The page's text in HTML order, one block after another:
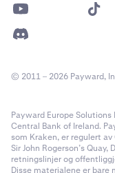
© 2011 – 2026 Payward,
Payward Europe
Central Bank of Ireland.
som Kraken, er regulert
Sir John Rogerson’s Quay,
retningslinjer og
Disse materialene er